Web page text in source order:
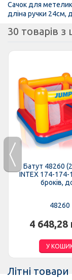
Сачок для
дліна ручки 24см,
30 товарів з
Батут 48260
INTEX 174-174-
6років,
48260
4 648,28
У
Літні товари